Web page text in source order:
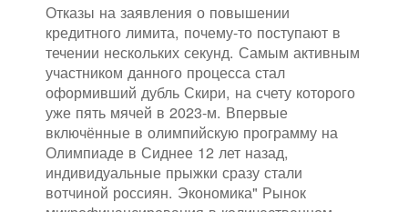
Отказы на заявления о повышении
кредитного лимита, почему-то поступают в
течении нескольких секунд. Самым активным
участником данного процесса стал
оформивший дубль Скири, на счету которого
уже пять мячей в 2023-м. Впервые
включённые в олимпийскую программу на
Олимпиаде в Сиднее 12 лет назад,
индивидуальные прыжки сразу стали
вотчиной россиян. Экономика" Рынок